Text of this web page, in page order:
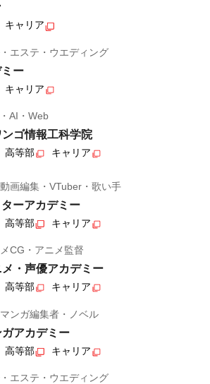
キャリア
エステ・ウエディング
ー
キャリア
AI・Web
ゴ情報工科学院
高等部 キャリア
画編集・VTuber・歌い手
ーアカデミー
高等部 キャリア
CG・アニメ監督
・声優アカデミー
高等部 キャリア
ンガ編集者・ノベル
アカデミー
高等部 キャリア
エステ・ウエディング